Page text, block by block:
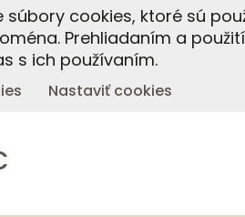
súbory cookies, ktoré sú
Prehliadaním a
s ich používaním.
Nastaviť cookies